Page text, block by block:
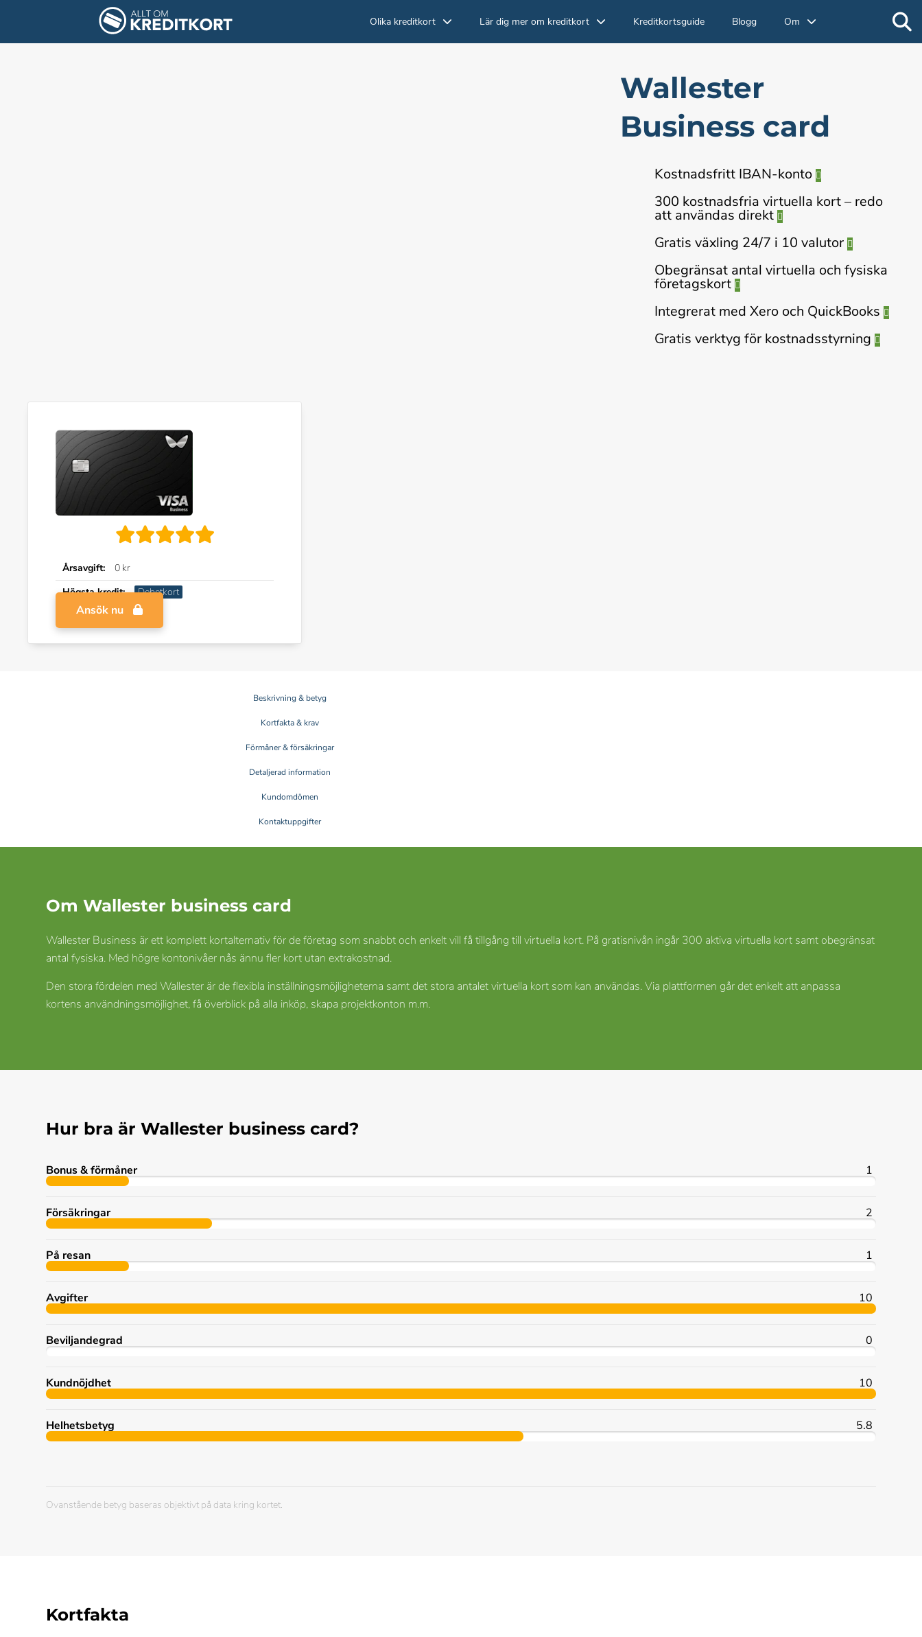
Olika kreditkort Lär dig mer om kreditkort Kreditkortsguide Blogg Om
Wallester
Business card
Kostnadsfritt IBAN-konto
300 kostnadsfria virtuella kort – redo
att användas direkt
Gratis växling 24/7 i 10 valutor
Obegränsat antal virtuella och fysiska
företagskort
Integrerat med Xero och QuickBooks
Gratis verktyg för kostnadsstyrning
Årsavgift:
0 kr
Högsta kredit:
Debetkort
Ansök nu
Beskrivning & betyg
Kortfakta & krav
Förmåner & försäkringar
Detaljerad information
Kundomdömen
Kontaktuppgifter
Om Wallester business card
Wallester Business är ett komplett kortalternativ för de företag som snabbt och enkelt vill få tillgång till virtuella kort. På gratisnivån ingår 300 aktiva virtuella kort samt obegränsat
antal fysiska. Med högre kontonivåer nås ännu fler kort utan extrakostnad.
Den stora fördelen med Wallester är de flexibla inställningsmöjligheterna samt det stora antalet virtuella kort som kan användas. Via plattformen går det enkelt att anpassa
kortens användningsmöjlighet, få överblick på alla inköp, skapa projektkonton m.m.
Hur bra är Wallester business card?
Bonus & förmåner 1
Försäkringar 2
På resan 1
Avgifter 10
Beviljandegrad 0
Kundnöjdhet 10
Helhetsbetyg 5.8
Ovanstående betyg baseras objektivt på data kring kortet.
Kortfakta